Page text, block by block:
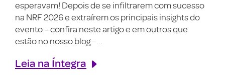
esperavam! Depois de se infiltrarem com sucesso
na NRF 2026 e extraírem os principais insights do
evento – confira neste artigo e em outros que
estão no nosso blog –...
Leia na Íntegra